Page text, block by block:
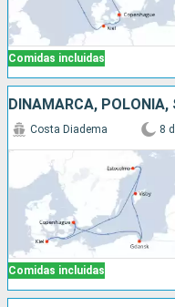
Comidas incluidas
Comidas incluidas
Costa Diadema 8 d